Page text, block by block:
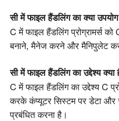
सी में फाइल हैंडलिंग का क्या
C में फाइल हैंडलिंग प्रोग्रामर्स को
बनाने, मैनेज करने और मैनिपुलेट
सी में फाइल हैंडलिंग का उद्देश्य क्या
C में फाइल हैंडलिंग का उद्देश्य C
करके कंप्यूटर सिस्टम पर डेटा और
प्रबंधित करना है।